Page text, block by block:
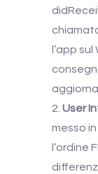
l’app
User
messo
l’ordine